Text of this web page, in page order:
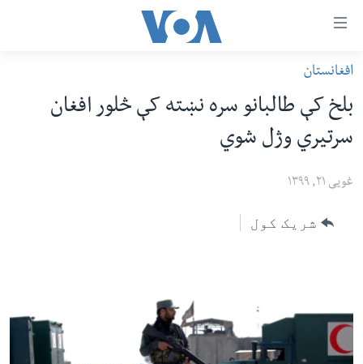
رسي
وړ
اتصالات
متن
لارښود
لاړ
افغانستان
سیمه
امریکا
ښځې او نجونې
روغتیا
سرمقاله
افغانستان
بلخ کې طالبانو سره نښته کې څلور افغان
سرتیري وژل شوي
غویی ۲۱, ۱۳۹۹
شریک کول